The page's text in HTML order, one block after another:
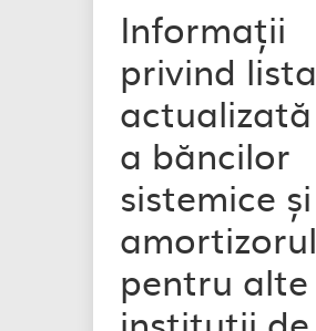
Informații
privind lista
actualizată
a băncilor
sistemice și
amortizorul
pentru alte